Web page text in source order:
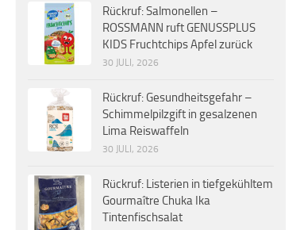
Rückruf: Salmonellen –
ROSSMANN ruft GENUSSPLUS
KIDS Fruchtchips Apfel zurück
30 JULI, 2026
Rückruf: Gesundheitsgefahr –
Schimmelpilzgift in gesalzenen
Lima Reiswaffeln
30 JULI, 2026
Rückruf: Listerien in tiefgekühltem
Gourmaître Chuka Ika
Tintenfischsalat